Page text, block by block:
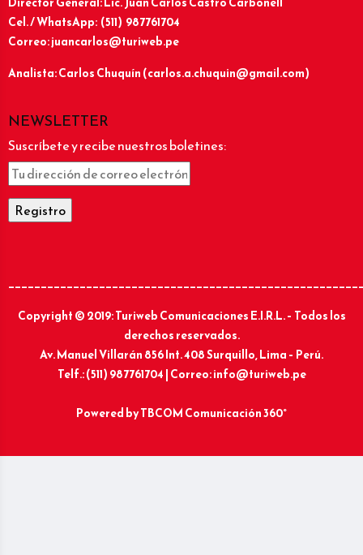
Cel. / WhatsApp: (511) 987761704
Correo: juancarlos@turiweb.pe
Analista: Carlos Chuquín (carlos.a.chuquin@gmail.com)
NEWSLETTER
Suscríbete y recibe nuestros boletines:
Copyright © 2019: Turiweb Comunicaciones E.I.R.L. – Todos los
derechos reservados.
Av. Manuel Villarán 856 Int. 408 Surquillo, Lima – Perú.
Telf.: (511) 987761704 | Correo: info@turiweb.pe
Powered byTBCOM Comunicación 360°